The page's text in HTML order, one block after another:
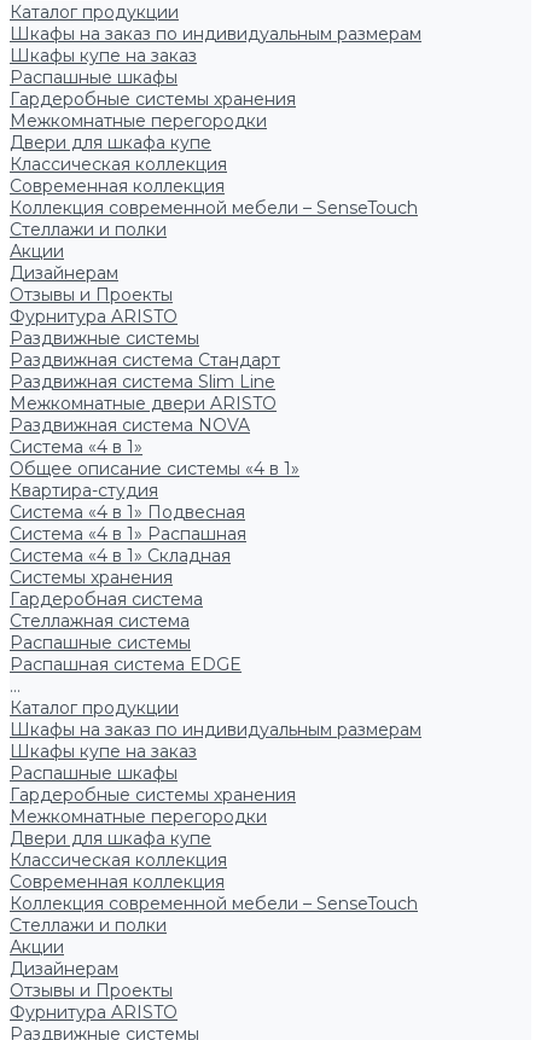
Каталог продукции
Шкафы на заказ по индивидуальным размерам
Шкафы купе на заказ
Распашные шкафы
Гардеробные системы хранения
Межкомнатные перегородки
Двери для шкафа купе
Классическая коллекция
Современная коллекция
Коллекция современной мебели – SenseTouch
Стеллажи и полки
Акции
Дизайнерам
Отзывы и Проекты
Фурнитура ARISTO
Раздвижные системы
Раздвижная система Стандарт
Раздвижная система Slim Line
Межкомнатные двери ARISTO
Раздвижная система NOVA
Система «4 в 1»
Общее описание системы «4 в 1»
Квартира-студия
Система «4 в 1» Подвесная
Система «4 в 1» Распашная
Система «4 в 1» Складная
Системы хранения
Гардеробная система
Стеллажная система
Распашные системы
Распашная система EDGE
...
Каталог продукции
Шкафы на заказ по индивидуальным размерам
Шкафы купе на заказ
Распашные шкафы
Гардеробные системы хранения
Межкомнатные перегородки
Двери для шкафа купе
Классическая коллекция
Современная коллекция
Коллекция современной мебели – SenseTouch
Стеллажи и полки
Акции
Дизайнерам
Отзывы и Проекты
Фурнитура ARISTO
Раздвижные системы